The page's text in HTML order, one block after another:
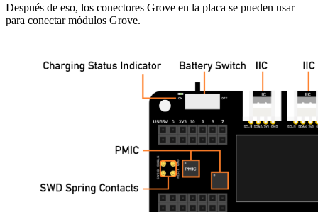
Después de eso, los conectores Grove en la placa se pueden usar
para conectar módulos Grove.